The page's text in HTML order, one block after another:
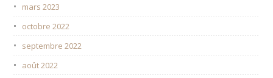
mars 2023
octobre 2022
septembre 2022
août 2022